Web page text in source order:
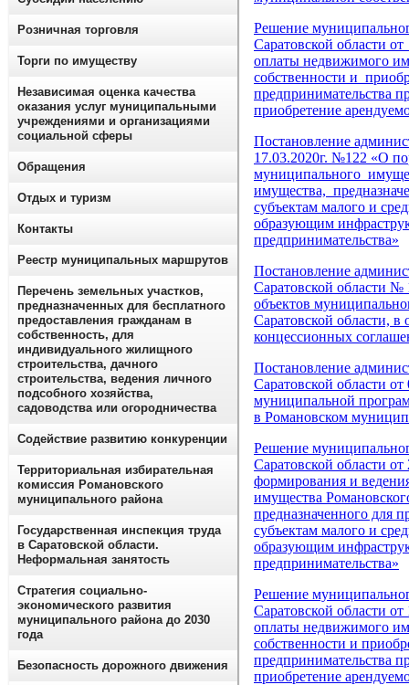
Решение
Саратовской области
оплаты недвижимого
собственности и
предпринимательства
приобретение
Постановление
17.03.2020г. №122 «О
муниципального
имущества,
субъектам малого и
образующим
предпринимательства»
Постановление
Саратовской области
объектов
Саратовской области,
концессионных
Постановление
Саратовской области
муниципальной
в Романовском
Решение
Саратовской области
формирования и
имущества
предназначенного для
субъектам малого и
образующим
предпринимательства»
Решение
Саратовской области
оплаты недвижимого
собственности и
предпринимательства
приобретение
Розничная торговля
Торги по имуществу
Независимая оценка качества
оказания услуг муниципальными
учреждениями и организациями
социальной сферы
Обращения
Отдых и туризм
Контакты
Реестр муниципальных маршрутов
Перечень земельных участков,
предназначенных для бесплатного
предоставления гражданам в
собственность, для
индивидуального жилищного
строительства, дачного
строительства, ведения личного
подсобного хозяйства,
садоводства или огородничества
Содействие развитию конкуренции
Территориальная избирательная
комиссия Романовского
муниципального района
Государственная инспекция труда
в Саратовской области.
Неформальная занятость
Стратегия социально-
экономического развития
муниципального района до 2030
года
Безопасность дорожного движения